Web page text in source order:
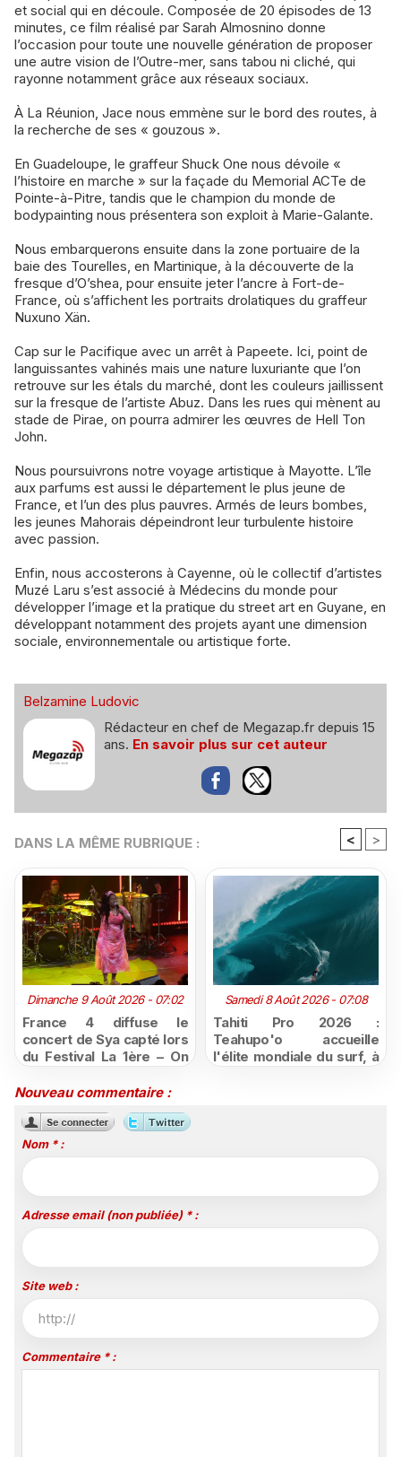
et social qui en découle. Composée de 20 épisodes de 13
minutes, ce film réalisé par Sarah Almosnino donne
l’occasion pour toute une nouvelle génération de proposer
une autre vision de l’Outre-mer, sans tabou ni cliché, qui
rayonne notamment grâce aux réseaux sociaux.
À La Réunion, Jace nous emmène sur le bord des routes, à
la recherche de ses « gouzous ».
En Guadeloupe, le graffeur Shuck One nous dévoile «
l’histoire en marche » sur la façade du Memorial ACTe de
Pointe-à-Pitre, tandis que le champion du monde de
bodypainting nous présentera son exploit à Marie-Galante.
Nous embarquerons ensuite dans la zone portuaire de la
baie des Tourelles, en Martinique, à la découverte de la
fresque d’O’shea, pour ensuite jeter l’ancre à Fort-de-
France, où s’affichent les portraits drolatiques du graffeur
Nuxuno Xän.
Cap sur le Pacifique avec un arrêt à Papeete. Ici, point de
languissantes vahinés mais une nature luxuriante que l’on
retrouve sur les étals du marché, dont les couleurs jaillissent
sur la fresque de l’artiste Abuz. Dans les rues qui mènent au
stade de Pirae, on pourra admirer les œuvres de Hell Ton
John.
Nous poursuivrons notre voyage artistique à Mayotte. L’île
aux parfums est aussi le département le plus jeune de
France, et l’un des plus pauvres. Armés de leurs bombes,
les jeunes Mahorais dépeindront leur turbulente histoire
avec passion.
Enfin, nous accosterons à Cayenne, où le collectif d’artistes
Muzé Laru s’est associé à Médecins du monde pour
développer l’image et la pratique du street art en Guyane, en
développant notamment des projets ayant une dimension
sociale, environnementale ou artistique forte.
Belzamine Ludovic
Rédacteur en chef de Megazap.fr depuis 15
ans. En savoir plus sur cet auteur
DANS LA MÊME RUBRIQUE : < >
Dimanche 9 Août 2026 - 07:02
France 4 diffuse le
concert de Sya capté lors
du Festival La 1ère – On
Samedi 8 Août 2026 - 07:08
Tahiti Pro 2026 :
Teahupo'o accueille
l'élite mondiale du surf, à
Nouveau commentaire :
Nom * :
Adresse email (non publiée) * :
Site web :
Commentaire * :